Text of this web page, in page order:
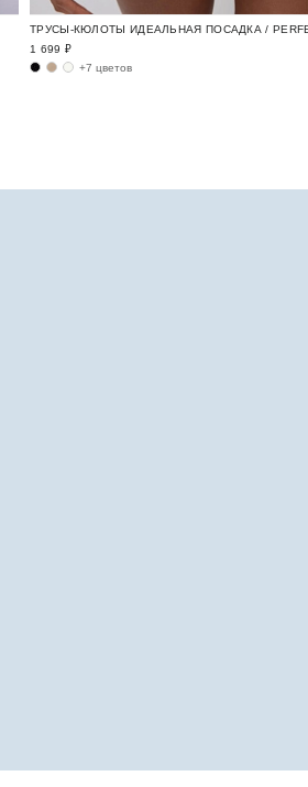
ТРУСЫ-КЮЛОТЫ ИДЕАЛЬНАЯ ПОСАДКА /
1 699 ₽
+7 цветов